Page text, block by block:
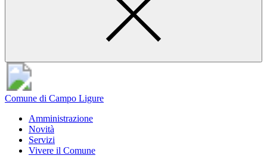
Comune di Campo Ligure
Amministrazione
Novità
Servizi
Vivere il Comune